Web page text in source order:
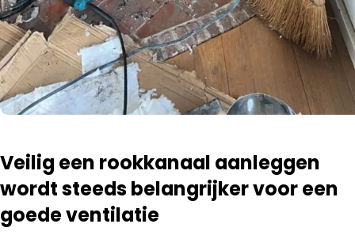
Veilig een rookkanaal aanleggen
wordt steeds belangrijker voor een
goede ventilatie